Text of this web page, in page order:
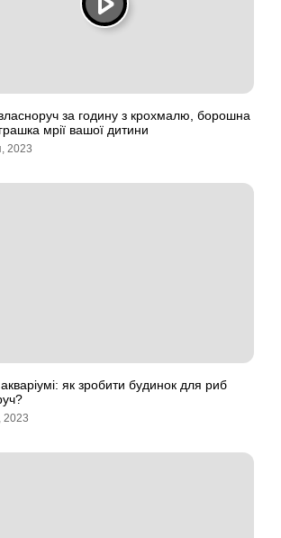
за годину з крохмалю, борошна
мрії вашої дитини
2023
як зробити будинок для риб
2023